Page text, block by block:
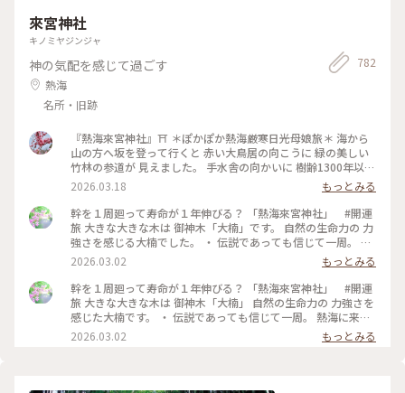
さい*⁠.⁠✧ なお、周辺の観光地として、車で30分ほどの所にステ
ーキ屋「さわやか」があります。お肉がとてもやわらかく絶品
で、噂に違わぬ味でした。ぬくもりの森で癒やされた後の腹ご
しらえにオススメです。 #静岡 #ぬくもりの森 #癒し旅
來宮神社
キノミヤジンジャ
神の気配を感じて過ごす
熱海
名所・旧跡
782
『熱海來宮神社』⛩️ ＊ぽかぽか熱海厳寒日光母娘旅＊ 海から
山の方へ坂を登って行くと 赤い大鳥居の向こうに 緑の美しい
竹林の参道が 見えました。 手水舎の向かいに 樹齢1300年以上
という 第二大楠🌳 幹には落雷で空いた大穴がありますが 天高
く聳え立ち生命力を感じます✨ 御本殿を拝み 奥へ進むとさら
に大きな御神木の 大楠が存在感を放っています🌳😆 樹齢2100
年越 幹周23.9mの大楠✨ 巨岩を抱き抱え根元は岩のように🪨
不老長寿・無病息災の象徴として 生命力を放っていました✨
境内は大楠を囲んで 茶寮などが設置され フォトスポットもた
くさん🤳 縁台が迫り出して 大楠を上から眺めることができま
す。 かわいい狛犬さんにも 出会えました😊 熱海の観光の一大
スポットなのも 納得です✨⛩️ ・ ・ #ちいさな列車旅 #ぽかぽ
か熱海厳寒日光母娘旅 #母娘旅 #ことりっぷ熱海 #途中下車 #
開運旅 #來宮神社 #来宮神社 #神社 #大楠 #楠 #御神木 #パワー
スポット #開運旅 #来宮 #熱海 #熱海市 #静岡 #静岡県
2026.03.18
もっとみる
幹を１周廻って寿命が１年伸びる？ 「熱海來宮神社」 #開運
旅 大きな大きな木は 御神木「大楠」です。 自然の生命力の 力
強さを感じる大楠でした。 ・ 伝説であっても信じて一周。 熱
海に来たら 訪れたいスポイトです。 ・ 今更また熱海旅のつづ
き…でした。 #開運旅 #iPhone撮影 #ことりっぷと一緒 #熱
海#熱海旅# #来宮神社#パワースポット
2026.03.02
もっとみる
幹を１周廻って寿命が１年伸びる？ 「熱海來宮神社」 #開運
旅 大きな大きな木は 御神木「大楠」 自然の生命力の 力強さを
感じた大楠です。 ・ 伝説であっても信じて一周。 熱海に来た
ら 訪れたいスポイトです。 ・ 今更また熱海旅のつづき…失礼
しました！ #開運旅 #ことりっぷと一緒 #パワースポット #来
2026.03.02 もっとみる